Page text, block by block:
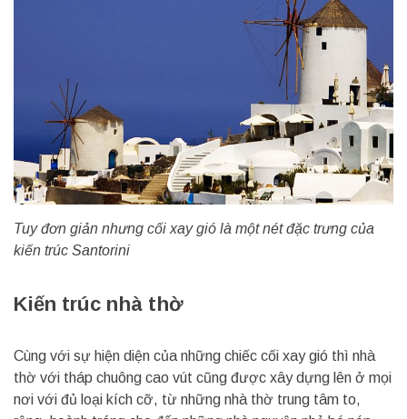
Tuy đơn giản nhưng cối xay gió là một nét đặc trưng của
kiến trúc Santorini
Kiến trúc nhà thờ
Cùng với sự hiện diện của những chiếc cối xay gió thì nhà
thờ với tháp chuông cao vút cũng được xây dựng lên ở mọi
nơi với đủ loại kích cỡ, từ những nhà thờ trung tâm to,